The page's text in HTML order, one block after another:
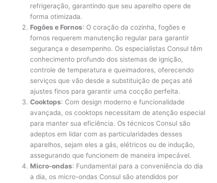
refrigeração, garantindo que seu aparelho opere de
forma otimizada.
Fogões e Fornos: O coração da cozinha, fogões e
fornos requerem manutenção regular para garantir
segurança e desempenho. Os especialistas Consul têm
conhecimento profundo dos sistemas de ignição,
controle de temperatura e queimadores, oferecendo
serviços que vão desde a substituição de peças até
ajustes finos para garantir uma cocção perfeita.
Cooktops: Com design moderno e funcionalidade
avançada, os cooktops necessitam de atenção especial
para manter sua eficiência. Os técnicos Consul são
adeptos em lidar com as particularidades desses
aparelhos, sejam eles a gás, elétricos ou de indução,
assegurando que funcionem de maneira impecável.
Micro-ondas: Fundamental para a conveniência do dia
a dia, os micro-ondas Consul são atendidos por